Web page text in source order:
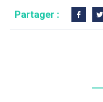
Partager :